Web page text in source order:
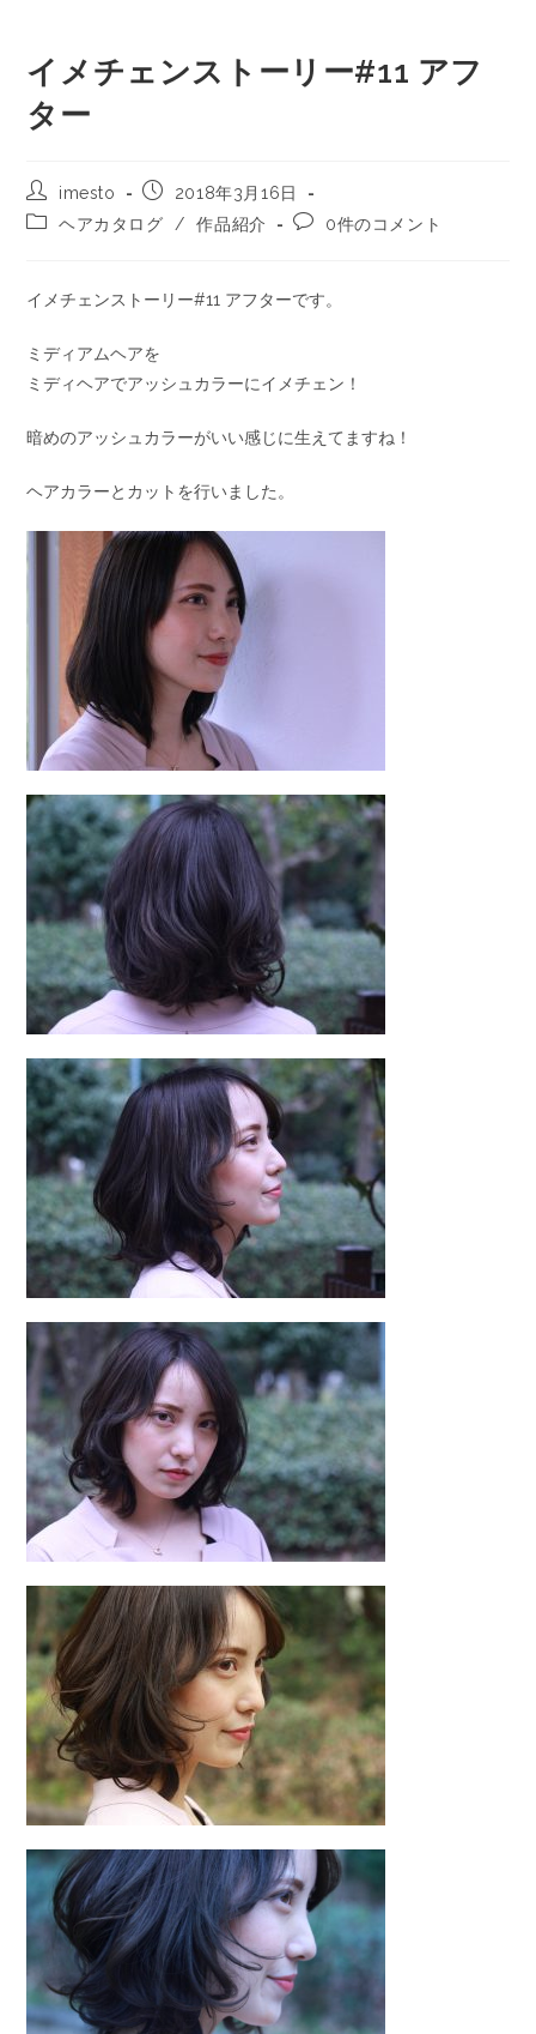
イメチェンストーリー#11 アフ
ター
imesto
2018年3月16日
ヘアカタログ
/ 作品紹介 0件のコメント
イメチェンストーリー#11 アフターです。
ミディアムヘアを
ミディヘアでアッシュカラーにイメチェン！
暗めのアッシュカラーがいい感じに生えてますね！
ヘアカラーとカットを行いました。